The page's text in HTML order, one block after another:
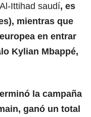
Ittihad saudí, es
mientras que
en entrar
Kylian Mbappé,
la campaña
ganó un total